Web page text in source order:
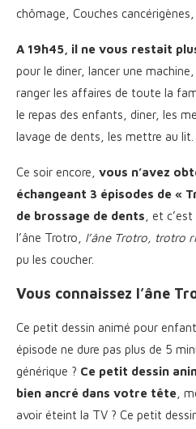
chômage, Couches
A 19h45, il ne vous restait
pour le diner, lancer une
ranger les affaires de toute la
le repas des enfants, diner, les
lavage de dents, les mettre au lit.
Ce soir encore, vous n’avez
échangeant 3 épisodes de «
de brossage de dents , et
l’âne Trotro, l’âne Trotro, trotro
pu les coucher.
Vous connaissez l’âne
Ce petit dessin animé pour
épisode ne dure pas plus de 5
générique ? Ce petit dessin
bien ancré dans votre tête ,
avoir éteint la TV ? Ce petit